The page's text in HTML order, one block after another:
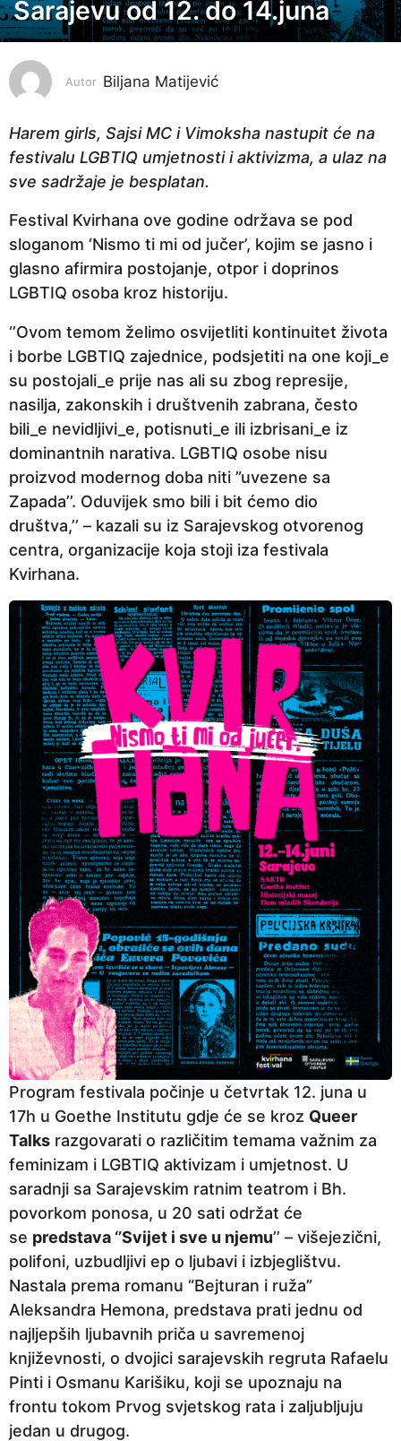
o
d
n
a
p
r
e
1
g
o
n
a
p
r
i
j
e
Sarajevu od 12. do 14.juna
Autor Biljana Matijević
Harem girls, Sajsi MC i Vimoksha nastupit će na
festivalu LGBTIQ umjetnosti i aktivizma, a ulaz na
sve sadržaje je besplatan.
Festival Kvirhana ove godine održava se pod
sloganom ‘Nismo ti mi od jučer’, kojim se jasno i
glasno afirmira postojanje, otpor i doprinos
LGBTIQ osoba kroz historiju.
‘’Ovom temom želimo osvijetliti kontinuitet života
i borbe LGBTIQ zajednice, podsjetiti na one koji_e
su postojali_e prije nas ali su zbog represije,
nasilja, zakonskih i društvenih zabrana, često
bili_e nevidljivi_e, potisnuti_e ili izbrisani_e iz
dominantnih narativa. LGBTIQ osobe nisu
proizvod modernog doba niti ”uvezene sa
Zapada’’. Oduvijek smo bili i bit ćemo dio
društva,’’ – kazali su iz Sarajevskog otvorenog
centra, organizacije koja stoji iza festivala
Kvirhana.
Program festivala počinje u četvrtak 12. juna u
17h u Goethe Institutu gdje će se kroz Queer
Talks razgovarati o različitim temama važnim za
feminizam i LGBTIQ aktivizam i umjetnost. U
saradnji sa Sarajevskim ratnim teatrom i Bh.
povorkom ponosa, u 20 sati održat će
se predstava ‘’Svijet i sve u njemu’’ – višejezični,
polifoni, uzbudljivi ep o ljubavi i izbjeglištvu.
Nastala prema romanu “Bejturan i ruža”
Aleksandra Hemona, predstava prati jednu od
najljepših ljubavnih priča u savremenoj
književnosti, o dvojici sarajevskih regruta Rafaelu
Pinti i Osmanu Karišiku, koji se upoznaju na
frontu tokom Prvog svjetskog rata i zaljubljuju
jedan u drugog.